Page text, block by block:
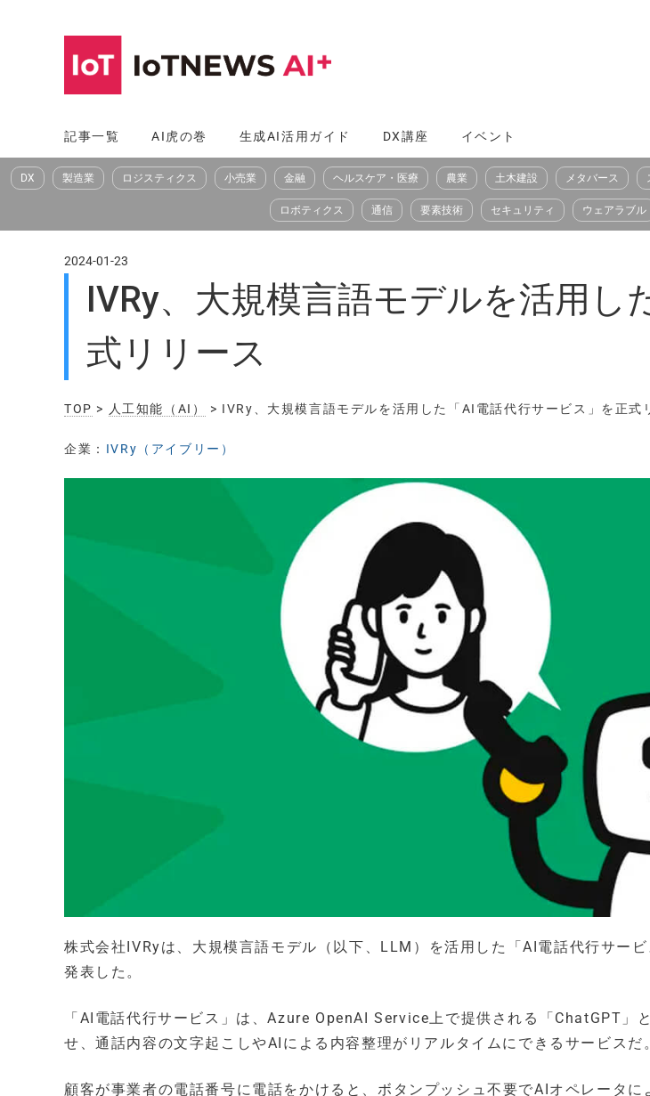
へ
ス
記事一覧 AI虎の巻 生成AI活用ガイド DX講座 イベント
DX 製造業 ロジスティクス 小売業 金融 ヘルスケア・医療 農業 土木建設 メタバース
ロボティクス 通信 要素技術 セキュリティ ウェアラブル
2024-01-23
IVRy、大規模言語モデルを活用し
式リリース
TOP > 人工知能（AI） > IVRy、大規模言語モデルを活用した「AI電話代行サービス」を正式
企業： IVRy（アイブリー）
株式会社IVRyは、大規模言語モデル（以下、LLM）を活用した「AI電話代行サー
発表した。
「AI電話代行サービス」は、Azure OpenAI Service上で提供される「ChatGPT」
せ、通話内容の文字起こしやAIによる内容整理がリアルタイムにできるサービスだ。
顧客が事業者の電話番号に電話をかけると、ボタンプッシュ不要でAIオペレータに